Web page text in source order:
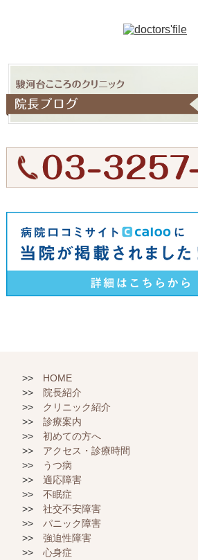
HOME
院長紹介
クリニック紹介
診療案内
初めての方へ
アクセス・診療時間
うつ病
適応障害
不眠症
社交不安障害
パニック障害
強迫性障害
心身症